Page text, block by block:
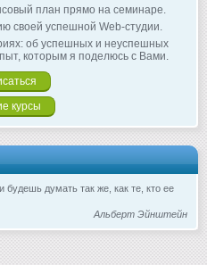
план прямо на семинаре.
своей успешной Web-студии.
об успешных и неуспешных
которым я поделюсь с Вами.
курсы
думать так же, как те, кто ее
Альберт Эйнштейн